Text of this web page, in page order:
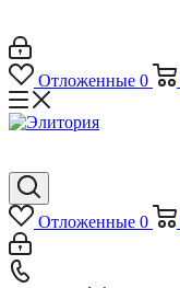
Отложенные 0
Отложенные 0